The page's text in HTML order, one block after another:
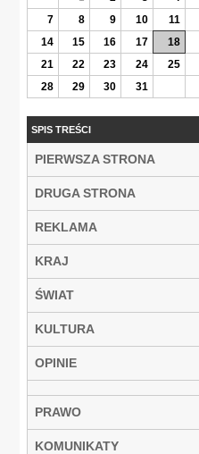
7
8 9 10 11
14
15 16 17 18
21
22 23 24 25
28
29 30 31
SPIS TREŚCI
PIERWSZA STRONA
DRUGA STRONA
REKLAMA
KRAJ
ŚWIAT
KULTURA
OPINIE
PRAWO
KOMUNIKATY